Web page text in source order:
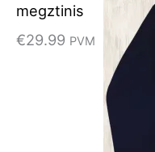
megztinis
€29.99 PVM